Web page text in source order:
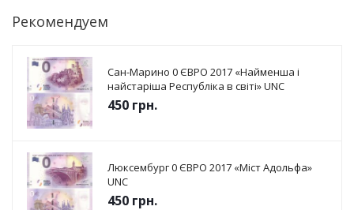
Рекомендуем
Сан-Марино 0 ЄВРО 2017 «Найменша і
найстаріша Республіка в світі» UNC
450 грн.
Люксембург 0 ЄВРО 2017 «Міст Адольфа»
UNC
450 грн.